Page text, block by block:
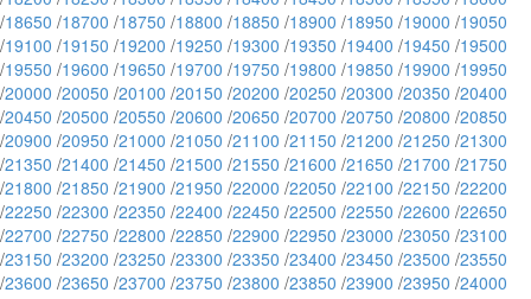
/18650 /18700 /18750 /18800 /18850 /18900 /18950 /19000 /19050
/19100 /19150 /19200 /19250 /19300 /19350 /19400 /19450 /19500
/19550 /19600 /19650 /19700 /19750 /19800 /19850 /19900 /19950
/20000 /20050 /20100 /20150 /20200 /20250 /20300 /20350 /20400
/20450 /20500 /20550 /20600 /20650 /20700 /20750 /20800 /20850
/20900 /20950 /21000 /21050 /21100 /21150 /21200 /21250 /21300
/21350 /21400 /21450 /21500 /21550 /21600 /21650 /21700 /21750
/21800 /21850 /21900 /21950 /22000 /22050 /22100 /22150 /22200
/22250 /22300 /22350 /22400 /22450 /22500 /22550 /22600 /22650
/22700 /22750 /22800 /22850 /22900 /22950 /23000 /23050 /23100
/23150 /23200 /23250 /23300 /23350 /23400 /23450 /23500 /23550
/23600 /23650 /23700 /23750 /23800 /23850 /23900 /23950 /24000